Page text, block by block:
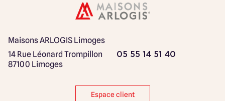
Maisons ARLOGIS Limoges
14 Rue Léonard Trompillon
87100 Limoges
05 55 14 51 40
Espace client